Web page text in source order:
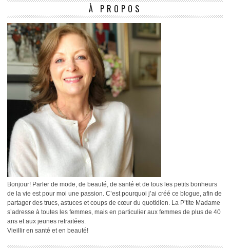
À PROPOS
Bonjour! Parler de mode, de beauté, de santé et de tous les petits bonheurs
de la vie est pour moi une passion. C’est pourquoi j’ai créé ce blogue, afin de
partager des trucs, astuces et coups de cœur du quotidien. La P’tite Madame
s’adresse à toutes les femmes, mais en particulier aux femmes de plus de 40
ans et aux jeunes retraitées.
Vieillir en santé et en beauté!